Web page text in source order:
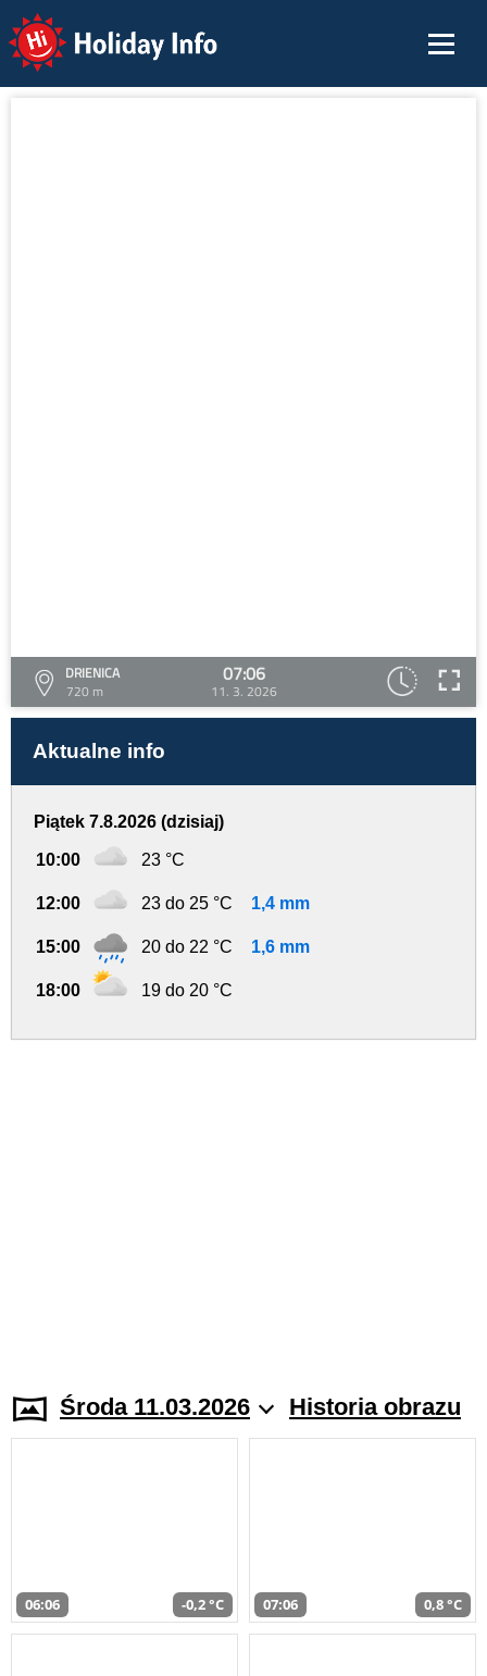
Holiday Info
DRIENICA
720 m
07:06
11. 3. 2026
Aktualne info
Piątek 7.8.2026 (dzisiaj)
10:00 23 °C
12:00 23 do 25 °C 1,4 mm
15:00 20 do 22 °C 1,6 mm
18:00 19 do 20 °C
Środa 11.03.2026 Historia obrazu
06:06 -0,2 °C 07:06 0,8 °C